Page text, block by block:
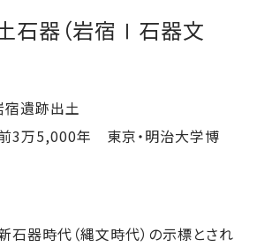
石器（岩宿Ⅰ石器文
宿遺跡出土
3万5,000年 東京・明治大学博
石器時代（縄文時代）の示標とされ